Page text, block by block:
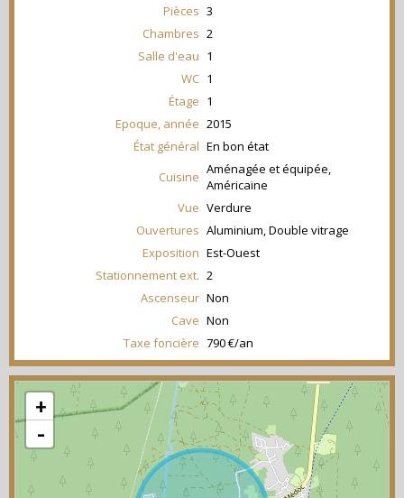
Pièces 3
Chambres 2
Salle d'eau 1
WC 1
Étage 1
Epoque, année 2015
État général En bon état
Cuisine Aménagée et équipée,
Américaine
Vue Verdure
Ouvertures Aluminium, Double vitrage
Exposition Est-Ouest
Stationnement ext. 2
Ascenseur Non
Cave Non
Taxe foncière 790 €/an
+
-